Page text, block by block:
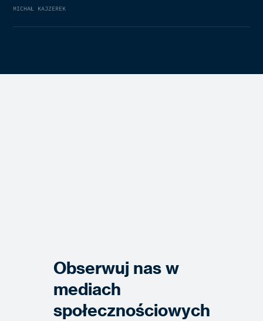
MICHAŁ KAJZEREK
Obserwuj nas w
mediach
społecznościowych